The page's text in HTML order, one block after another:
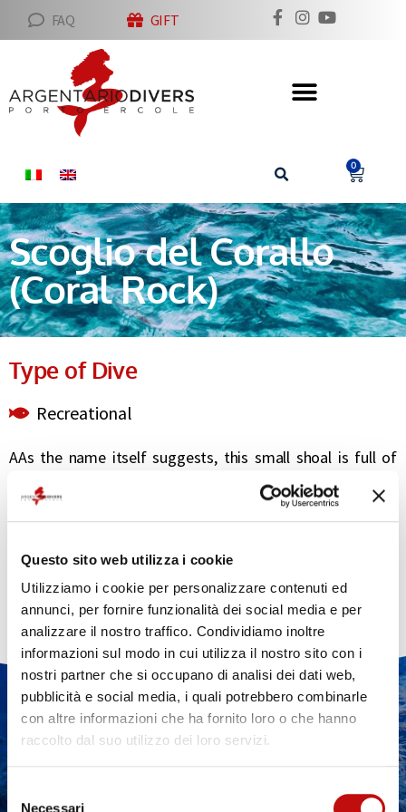
Questo sito web utilizza i cookie
Utilizziamo i cookie per personalizzare contenuti ed
annunci, per fornire funzionalità dei social media e per
analizzare il nostro traffico. Condividiamo inoltre
informazioni sul modo in cui utilizza il nostro sito con i
nostri partner che si occupano di analisi dei dati web,
pubblicità e social media, i quali potrebbero combinarle
con altre informazioni che ha fornito loro o che hanno
raccolto dal suo utilizzo dei loro servizi.
Selezione
Necessari
FAQ GIFT
0
Scoglio del Corallo
(Coral Rock)
Type of Dive
Recreational
AAs the name itself suggests, this small shoal is full of
several cracks that host some branches of red coral
already at a shallow depth, as well as gorgonians and
passages that enliven the dive. Being a few hundred
meters away from the coast, you can often spot groups
of snappers or other fish.
DO YOU WANT MORE
INFORMATION ABOUT